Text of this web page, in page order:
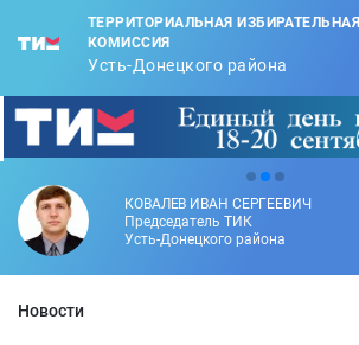
ТЕРРИТОРИАЛЬНАЯ ИЗБИРАТЕЛЬНАЯ
КОМИССИЯ
Усть-Донецкого района
КОВАЛЕВ ИВАН СЕРГЕЕВИЧ
Председатель ТИК
Усть-Донецкого района
Новости